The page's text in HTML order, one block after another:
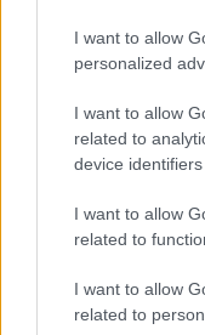
I want to allow
personalized
I want to allow
related to
device identifiers
I want to allow
related to
I want to allow
related to
έχουν επιβληθεί
οφειλέτη δεν
του οφειλέτη
ότι η κατάσχεση
έχουν ρυθμιστεί
απόφαση
στον τρίτο. Ποσά
αποδίδονται κατά